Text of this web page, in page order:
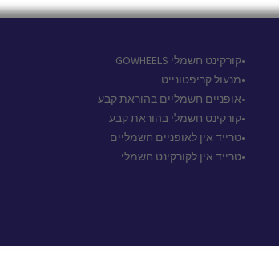
•קורקינט חשמלי GOWHEELS
•מנעול קריפטונייט
•אופניים חשמליים בהוראת קבע
•קורקינט חשמלי בהוראת קבע
•טרייד אין לאופניים חשמליים
•טרייד אין לקורקינט חשמלי